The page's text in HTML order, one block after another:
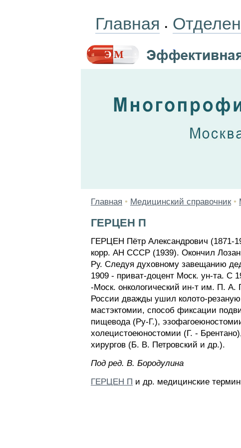
Главная •
Главная • Медицинский справочник •
ГЕРЦЕН П
ГЕРЦЕН Пётр Александрович (1871-
корр. АН СССР (1939). Окончил
Ру. Следуя духовному завещанию
1909 - приват-доцент Моск. ун-та.
-Моск. онкологический ин-т им. П. А.
России дважды ушил колото-
мастэктомии, способ фиксации
пищевода (Ру-Г.),
холецистоеюностомии (Г. -
хирургов (Б. В. Петровский и др.).
Пoд peд. B. Бopoдyлинa
ГЕРЦЕН П и др. медицинские